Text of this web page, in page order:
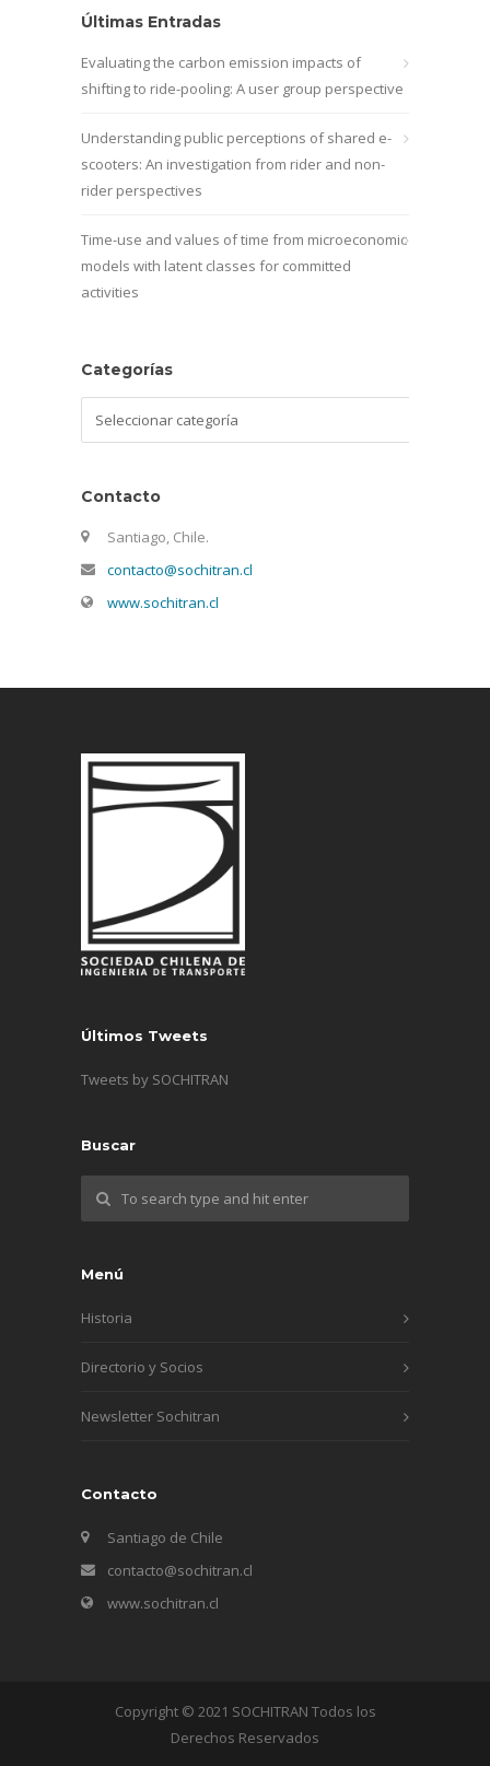
Últimas Entradas
Evaluating the carbon emission impacts of
shifting to ride-pooling: A user group perspective
Understanding public perceptions of shared e-
scooters: An investigation from rider and non-
rider perspectives
Time-use and values of time from microeconomic
models with latent classes for committed
activities
Categorías
Contacto
Santiago, Chile.
contacto@sochitran.cl
www.sochitran.cl
Últimos Tweets
Tweets by SOCHITRAN
Buscar
Menú
Historia
Directorio y Socios
Newsletter Sochitran
Contacto
Santiago de Chile
contacto@sochitran.cl
www.sochitran.cl
Copyright © 2021 SOCHITRAN Todos los
Derechos Reservados